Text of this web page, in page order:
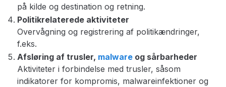
på kilde og destination og retning.
Politikrelaterede aktiviteter
Overvågning og registrering af politikændringer,
f.eks.
Afsløring af trusler, malware og sårbarheder
Aktiviteter i forbindelse med trusler, såsom
indikatorer for kompromis, malwareinfektioner og